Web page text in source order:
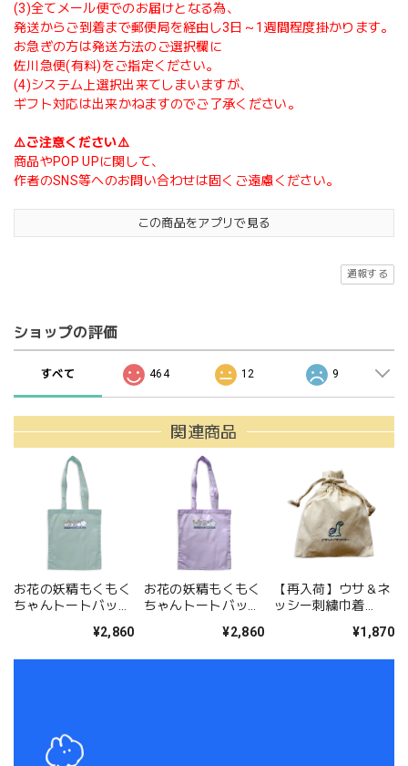
(3)全てメール便でのお届けとなる為、
発送からご到着まで郵便局を経由し3日～1週間程度掛かります。
お急ぎの方は発送方法のご選択欄に
佐川急便(有料)をご指定ください。
(4)システム上選択出来てしまいますが、
ギフト対応は出来かねますのでご了承ください。
⚠️ご注意ください⚠️
商品やPOP UPに関して、
作者のSNS等へのお問い合わせは固くご遠慮ください。
この商品をアプリで見る
通報する
ショップの評価
すべて 464 12 9
関連商品
お花の妖精もくもく
ちゃんトートバッ
ーン（MK-683)¥2,860
お花の妖精もくもく
ちゃんトートバッ
¥2,860
【再入荷】ウサ＆ネ
ッシー刺繍巾着
¥1,870